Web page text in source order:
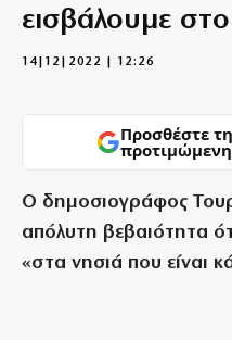
εισβάλουμε στο
14|12|2022 | 12:26
Προσθέστε
Ο δημοσιογράφος
απόλυτη βεβαιότητα
«στα νησιά που είναι